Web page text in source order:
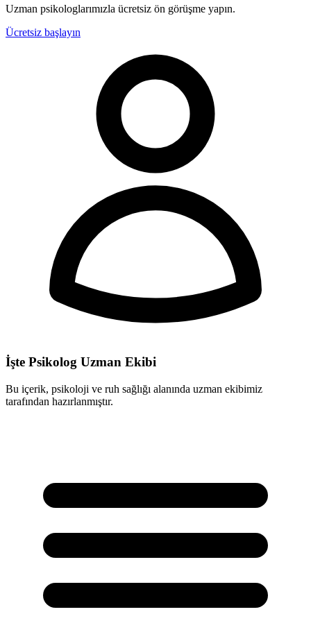
Uzman psikologlarımızla ücretsiz ön görüşme yapın.
Ücretsiz başlayın
İşte Psikolog Uzman Ekibi
Bu içerik, psikoloji ve ruh sağlığı alanında uzman ekibimiz
tarafından hazırlanmıştır.